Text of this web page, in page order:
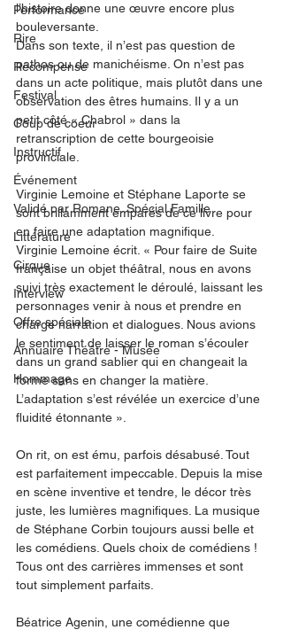
Performance
Rire
Récompense
Festival
Coup de coeur
Instructif
Événement
Validé par Romane. Spécial Famille
Littérature
Cirque
Interview
Offre spéciale
Annuaire Théâtre - Musée
Hommage
l’histoire donne une œuvre encore plus
bouleversante.
Dans son texte, il n’est pas question de
pathos ou de manichéisme. On n’est pas
dans un acte politique, mais plutôt dans une
observation des êtres humains. Il y a un
petit côté « Chabrol » dans la
retranscription de cette bourgeoisie
provinciale.
Virginie Lemoine et Stéphane Laporte se
sont brillamment emparés de ce livre pour
en faire une adaptation magnifique.
Virginie Lemoine écrit. « Pour faire de Suite
française un objet théâtral, nous en avons
suivi très exactement le déroulé, laissant les
personnages venir à nous et prendre en
charge narration et dialogues. Nous avions
le sentiment de laisser le roman s’écouler
dans un grand sablier qui en changeait la
forme sans en changer la matière.
L’adaptation s’est révélée un exercice d’une
fluidité étonnante ».
On rit, on est ému, parfois désabusé. Tout
est parfaitement impeccable. Depuis la mise
en scène inventive et tendre, le décor très
juste, les lumières magnifiques. La musique
de Stéphane Corbin toujours aussi belle et
les comédiens. Quels choix de comédiens !
Tous ont des carrières immenses et sont
tout simplement parfaits.
Béatrice Agenin, une comédienne que